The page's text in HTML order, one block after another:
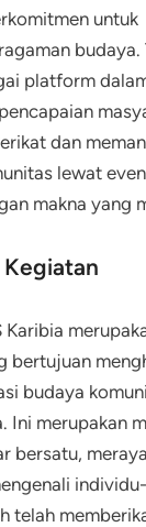
untuk
budaya.
platform
dan
lewat
makna yang
bertujuan
budaya
Ini merupakan
bersatu,
telah